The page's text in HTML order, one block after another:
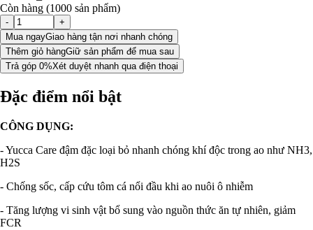
Còn hàng (1000 sản phẩm)
-
+
Mua ngayGiao hàng tận nơi nhanh chóng
Thêm giỏ hàngGiữ sản phẩm để mua sau
Trả góp 0%Xét duyệt nhanh qua điện thoại
Đặc điểm nổi bật
CÔNG DỤNG:
- Yucca Care đậm đặc loại bỏ nhanh chóng khí độc trong ao như NH3,
H2S
- Chống sốc, cấp cứu tôm cá nổi đầu khi ao nuôi ô nhiễm
- Tăng lượng vi sinh vật bổ sung vào nguồn thức ăn tự nhiên, giảm
FCR